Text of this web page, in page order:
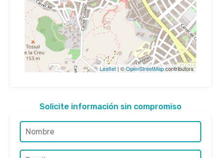
Leaflet | ©OpenStreetMapcontributors
Solicite información sin compromiso